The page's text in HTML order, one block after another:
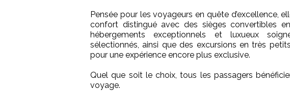
Pensée pour les voyageurs en quête d’excellence,
confort distingué avec des sièges convertibles
hébergements exceptionnels et luxueux
sélectionnés, ainsi que des excursions en très
pour une expérience encore plus exclusive.
Quel que soit le choix, tous les passagers
voyage.